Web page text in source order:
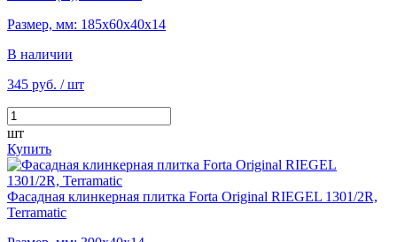
Размер, мм: 185х60х40х14
В наличии
345 руб. / шт
шт
Купить
Фасадная клинкерная плитка Forta Original RIEGEL 1301/2R,
Terramatic